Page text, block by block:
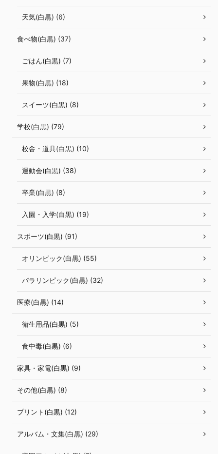
天気(白黒) (6)
食べ物(白黒) (37)
ごはん(白黒) (7)
果物(白黒) (18)
スイーツ(白黒) (8)
学校(白黒) (79)
校舎・道具(白黒) (10)
運動会(白黒) (38)
卒業(白黒) (8)
入園・入学(白黒) (19)
スポーツ(白黒) (91)
オリンピック(白黒) (55)
パラリンピック(白黒) (32)
医療(白黒) (14)
衛生用品(白黒) (5)
食中毒(白黒) (6)
家具・家電(白黒) (9)
その他(白黒) (8)
プリント(白黒) (12)
アルバム・文集(白黒) (29)